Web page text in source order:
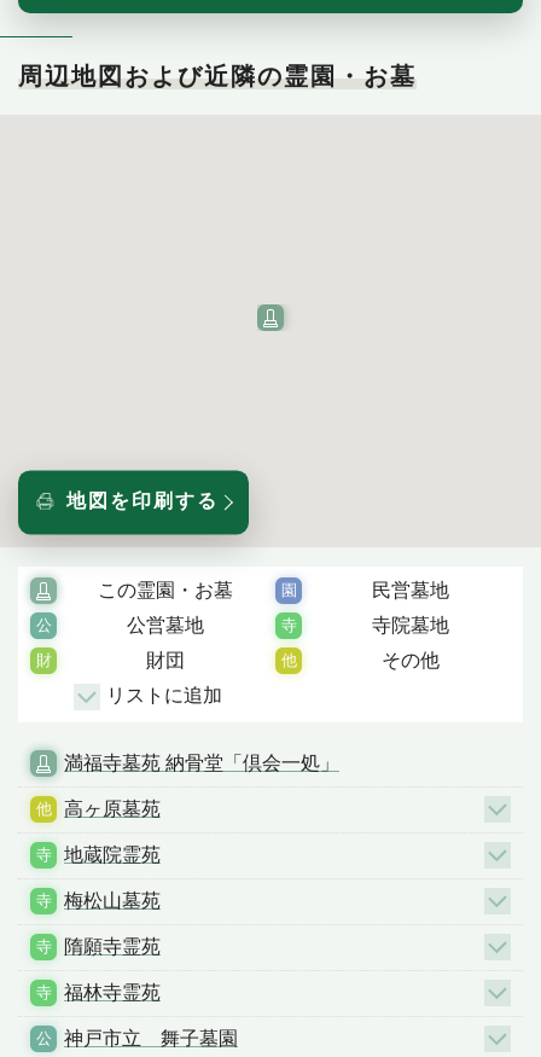
周辺地図および近隣の霊園・お墓
地図を印刷する
この霊園・お墓
民営墓地
公営墓地
寺院墓地
財団
その他
リストに追加
満福寺墓苑 納骨堂「倶会一処」
高ヶ原墓苑
地蔵院霊苑
梅松山墓苑
隋願寺霊苑
福林寺霊苑
神戸市立 舞子墓園